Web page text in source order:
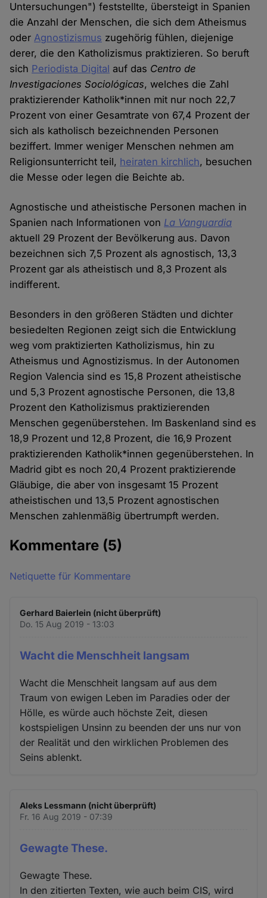
Untersuchungen") feststellte, übersteigt in Spanien
die Anzahl der Menschen, die sich dem Atheismus
oderAgnostizismus zugehörig fühlen, diejenige
derer, die den Katholizismus praktizieren. So beruft
sich Periodista Digital auf das Centro de
Investigaciones Sociológicas, welches die Zahl
praktizierender Katholik*innen mit nur noch 22,7
Prozent von einer Gesamtrate von 67,4 Prozent der
sich als katholisch bezeichnenden Personen
beziffert. Immer weniger Menschen nehmen am
Religionsunterricht teil, heiraten kirchlich, besuchen
die Messe oder legen die Beichte ab.
Agnostische und atheistische Personen machen in
Spanien nach Informationen von La Vanguardia
aktuell 29 Prozent der Bevölkerung aus. Davon
bezeichnen sich 7,5 Prozent als agnostisch, 13,3
Prozent gar als atheistisch und 8,3 Prozent als
indifferent.
Besonders in den größeren Städten und dichter
besiedelten Regionen zeigt sich die Entwicklung
weg vom praktizierten Katholizismus, hin zu
Atheismus und Agnostizismus. In der Autonomen
Region Valencia sind es 15,8 Prozent atheistische
und 5,3 Prozent agnostische Personen, die 13,8
Prozent den Katholizismus praktizierenden
Menschen gegenüberstehen. Im Baskenland sind es
18,9 Prozent und 12,8 Prozent, die 16,9 Prozent
praktizierenden Katholik*innen gegenüberstehen. In
Madrid gibt es noch 20,4 Prozent praktizierende
Gläubige, die aber von insgesamt 15 Prozent
atheistischen und 13,5 Prozent agnostischen
Menschen zahlenmäßig übertrumpft werden.
Kommentare (5)
Netiquette für Kommentare
Gerhard Baierlein (nicht überprüft)
Do. 15 Aug 2019 - 13:03
Wacht die Menschheit langsam
Wacht die Menschheit langsam auf aus dem
Traum von ewigen Leben im Paradies oder der
Hölle, es würde auch höchste Zeit, diesen
kostspieligen Unsinn zu beenden der uns nur von
der Realität und den wirklichen Problemen des
Seins ablenkt.
Aleks Lessmann (nicht überprüft)
Fr. 16 Aug 2019 - 07:39
Gewagte These.
Gewagte These.
In den zitierten Texten, wie auch beim CIS, wird